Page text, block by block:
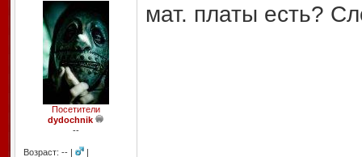
Посетители
dydochnik
--
Возраст: -- |
|
мат. платы есть?